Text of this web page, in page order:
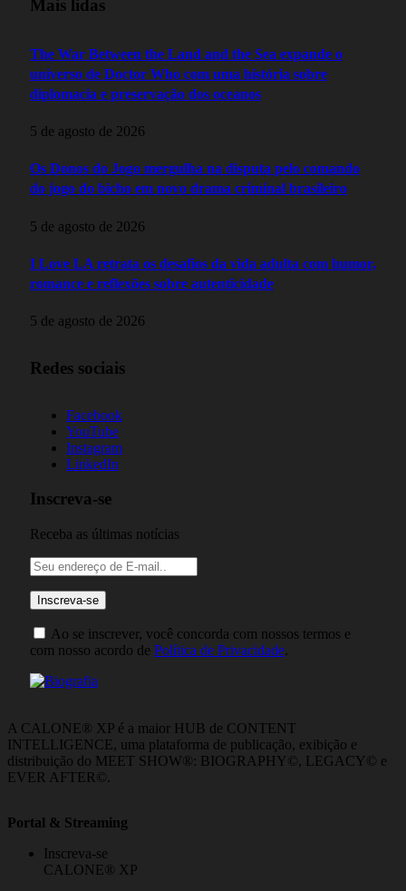
Mais lidas
The War Between the Land and the Sea expande o
universo de Doctor Who com uma história sobre
diplomacia e preservação dos oceanos
5 de agosto de 2026
Os Donos do Jogo mergulha na disputa pelo comando
do jogo do bicho em novo drama criminal brasileiro
5 de agosto de 2026
I Love LA retrata os desafios da vida adulta com humor,
romance e reflexões sobre autenticidade
5 de agosto de 2026
Redes sociais
Facebook
YouTube
Instagram
LinkedIn
Inscreva-se
Receba as últimas notícias
Ao se inscrever, você concorda com nossos termos e
com nosso acordo de Política de Privacidade.
A CALONE® XP é a maior HUB de CONTENT
INTELLIGENCE, uma plataforma de publicação, exibição e
distribuição do MEET SHOW®: BIOGRAPHY©, LEGACY© e
EVER AFTER©.
Portal & Streaming
Inscreva-se
CALONE® XP